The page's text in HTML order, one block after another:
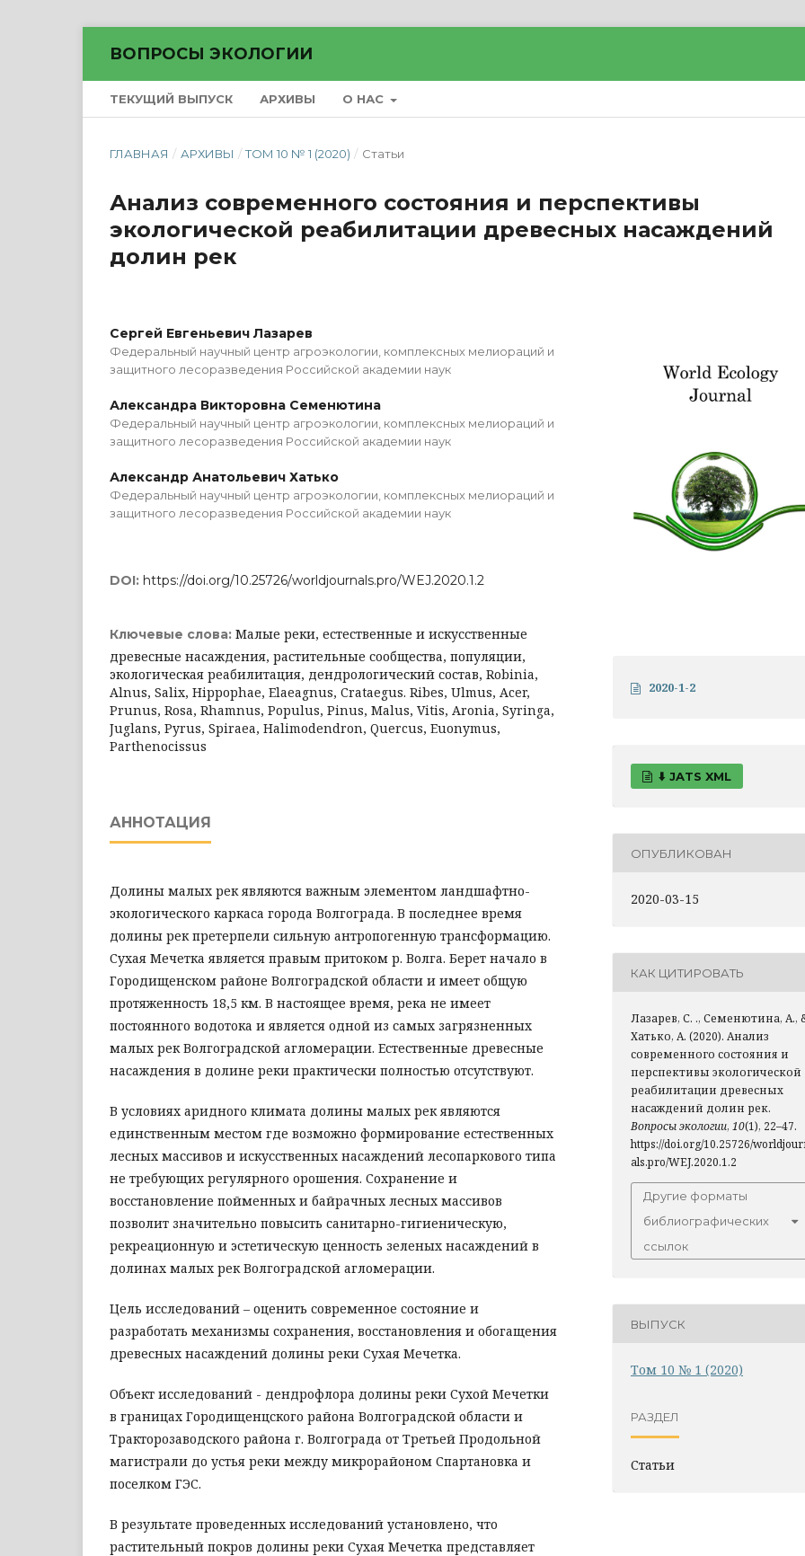
ВОПРОСЫ ЭКОЛОГИИ
ТЕКУЩИЙ ВЫПУСК АРХИВЫ О НАС
ГЛАВНАЯ / АРХИВЫ / ТОМ 10 № 1 (2020) / Статьи
Анализ современного состояния и перспективы
экологической реабилитации древесных насаждений
долин рек
Сергей Евгеньевич Лазарев
Федеральный научный центр агроэкологии, комплексных мелиораций и
защитного лесоразведения Российской академии наук
Александра Викторовна Семенютина
Федеральный научный центр агроэкологии, комплексных мелиораций и
защитного лесоразведения Российской академии наук
Александр Анатольевич Хатько
Федеральный научный центр агроэкологии, комплексных мелиораций и
защитного лесоразведения Российской академии наук
DOI: https://doi.org/10.25726/worldjournals.pro/WEJ.2020.1.2
Ключевые слова: Малые реки, естественные и искусственные
древесные насаждения, растительные сообщества, популяции,
экологическая реабилитация, дендрологический состав, Robinia,
Alnus, Salix, Hippophae, Elaeagnus, Crataegus. Ribes, Ulmus, Acer,
Prunus, Rosa, Rhamnus, Populus, Pinus, Malus, Vitis, Aronia, Syringa,
Juglans, Pyrus, Spiraea, Halimodendron, Quercus, Euonymus,
Parthenocissus
АННОТАЦИЯ
Долины малых рек являются важным элементом ландшафтно-
экологического каркаса города Волгограда. В последнее время
долины рек претерпели сильную антропогенную трансформацию.
Сухая Мечетка является правым притоком р. Волга. Берет начало в
Городищенском районе Волгоградской области и имеет общую
протяженность 18,5 км. В настоящее время, река не имеет
постоянного водотока и является одной из самых загрязненных
малых рек Волгоградской агломерации. Естественные древесные
насаждения в долине реки практически полностью отсутствуют.
В условиях аридного климата долины малых рек являются
единственным местом где возможно формирование естественных
лесных массивов и искусственных насаждений лесопаркового типа
не требующих регулярного орошения. Сохранение и
восстановление пойменных и байрачных лесных массивов
позволит значительно повысить санитарно-гигиеническую,
рекреационную и эстетическую ценность зеленых насаждений в
долинах малых рек Волгоградской агломерации.
Цель исследований – оценить современное состояние и
разработать механизмы сохранения, восстановления и обогащения
древесных насаждений долины реки Сухая Мечетка.
Объект исследований - дендрофлора долины реки Сухой Мечетки
в границах Городищенцского района Волгоградской области и
Тракторозаводского района г. Волгограда от Третьей Продольной
магистрали до устья реки между микрорайоном Спартановка и
поселком ГЭС.
В результате проведенных исследований установлено, что
растительный покров долины реки Сухая Мечетка представляет
2020-1-2
⬇️ JATS XML
ОПУБЛИКОВАН
2020-03-15
КАК ЦИТИРОВАТЬ
Лазарев, С. ., Семенютина, А.,
Хатько, А. (2020). Анализ
современного состояния и
перспективы экологической
реабилитации древесных
насаждений долин рек.
Вопросы экологии, 10(1), 22–47.
https://doi.org/10.25726/
als.pro/WEJ.2020.1.2
Другие форматы
библиографических
ссылок
ВЫПУСК
Том 10 № 1 (2020)
РАЗДЕЛ
Статьи